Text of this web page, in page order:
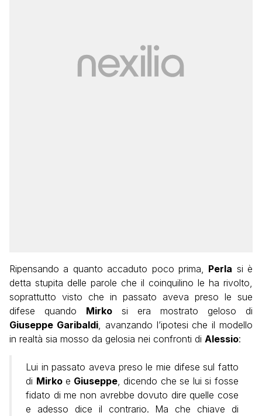
Ripensando a quanto accaduto poco prima, Perla si è
detta stupita delle parole che il coinquilino le ha rivolto,
soprattutto visto che in passato aveva preso le sue
difese quando Mirko si era mostrato geloso di
Giuseppe Garibaldi, avanzando l’ipotesi che il modello
in realtà sia mosso da gelosia nei confronti di Alessio:
Lui in passato aveva preso le mie difese sul fatto
di Mirkoe Giuseppe, dicendo che se lui si fosse
fidato di me non avrebbe dovuto dire quelle cose
e adesso dice il contrario. Ma che chiave di